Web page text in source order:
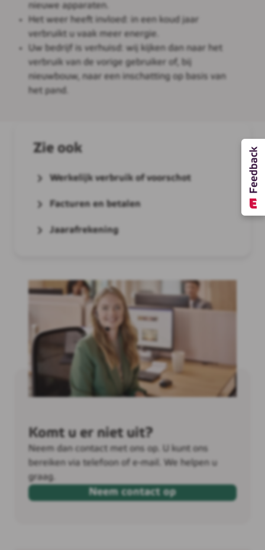
nieuwe apparaten.
Het weer heeft invloed: in een koud jaar
verbruikt u vaak meer energie.
Uw bedrijf is verhuisd: wij kijken dan naar het
verbruik van de vorige gebruiker of, bij
nieuwbouw, naar een inschatting op basis van
het pand.
Zie ook
Werkelijk verbruik of voorschot
Facturen en betalen
Jaarafrekening
Komt u er niet uit?
Neem dan contact met ons op. U kunt ons
bereiken via telefoon of e-mail. We helpen u
graag.
Neem contact op